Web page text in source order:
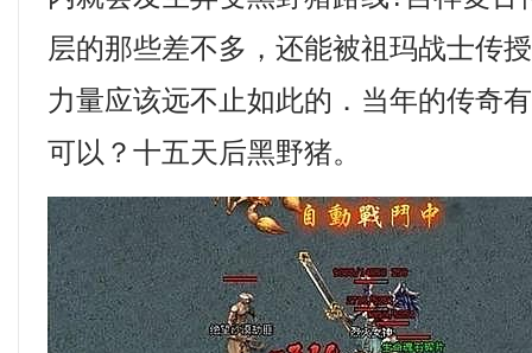
层的那些差不多，还能被祖玛战士传
力量应该远不止如此的．当年的传奇
可以？十五天后黑野猪。